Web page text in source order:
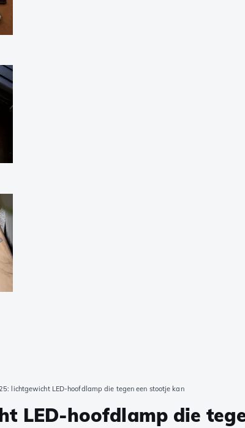
lichtgewicht LED-hoofdlamp die tegen een stootje kan
LED-hoofdlamp die